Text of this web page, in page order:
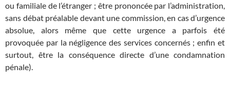
ou familiale de l’étranger ; être prononcée par l’administration,
sans débat préalable devant une commission, en cas d’urgence
absolue, alors même que cette urgence a parfois été
provoquée par la négligence des services concernés ; enfin et
surtout, être la conséquence directe d’une condamnation
pénale).